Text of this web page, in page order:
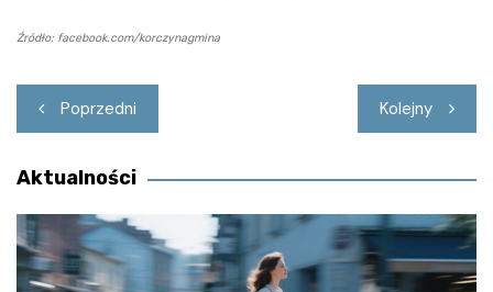
Źródło: facebook.com/korczynagmina
Nawigacja
wpisu
Poprzedni Kolejny
Aktualności